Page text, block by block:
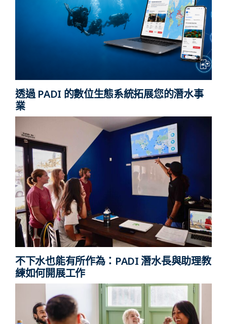
透過 PADI 的數位生態系統拓展您的潛水事
業
不下水也能有所作為：PADI 潛水長與助理教
練如何開展工作